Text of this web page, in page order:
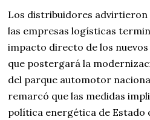
Los distribuidores advirtieron
las empresas logísticas
impacto directo de los
que postergará la
del parque automotor
remarcó que las medidas
política energética de Estado